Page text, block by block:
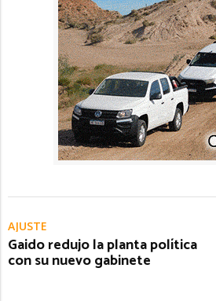
AJUSTE
Gaido redujo la planta política
con su nuevo gabinete